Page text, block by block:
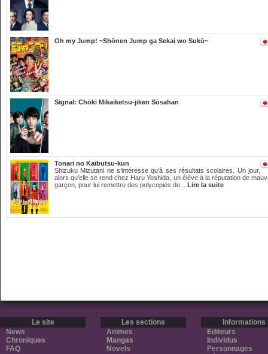
Oh my Jump! ~Shōnen Jump ga Sekai wo Sukū~
Signal: Chōki Mikaiketsu-jiken Sōsahan
Tonari no Kaibutsu-kun
Shizuku Mizutani ne s’intéresse qu’à ses résultats scolaires. Un jour,
alors qu’elle se rend chez Haru Yoshida, un élève à la réputation de
garçon, pour lui remettre des polycopiés de... Lire la suite
Le site
News
Chroniques
FAQ
Les sections
Animes
Mangas
Novels
Informations
Editeurs
Individus
Personnages